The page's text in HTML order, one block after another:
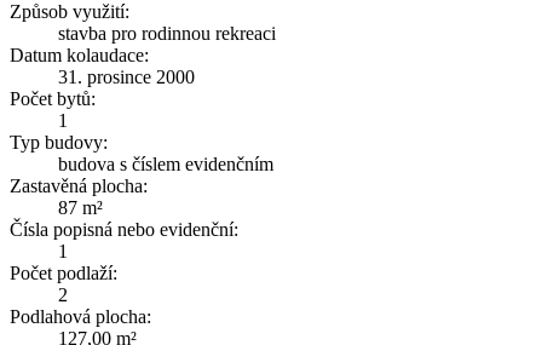
Způsob využití:
stavba pro rodinnou rekreaci
Datum kolaudace:
31. prosince 2000
Počet bytů:
1
Typ budovy:
budova s číslem evidenčním
Zastavěná plocha:
87 m²
Čísla popisná nebo evidenční:
1
Počet podlaží:
2
Podlahová plocha:
127,00 m²